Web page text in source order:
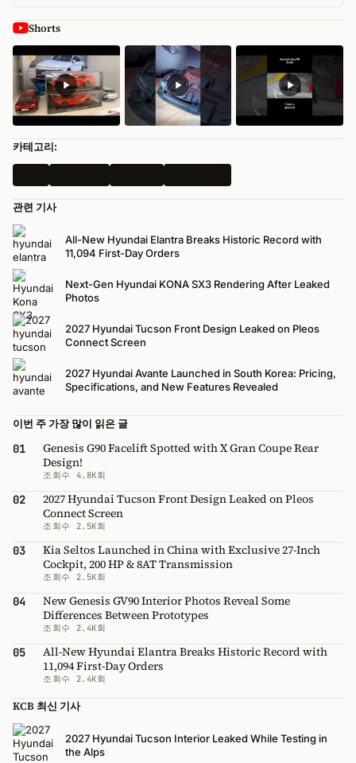
Shorts
카테고리:
관련 기사
All-New Hyundai Elantra Breaks Historic Record with
11,094 First-Day Orders
Next-Gen Hyundai KONA SX3 Rendering After Leaked
Photos
2027 Hyundai Tucson Front Design Leaked on Pleos
Connect Screen
2027 Hyundai Avante Launched in South Korea: Pricing,
Specifications, and New Features Revealed
이번 주 가장 많이 읽은 글
01
Genesis G90 Facelift Spotted with X Gran Coupe Rear
Design!
조회수 4.8K회
02
2027 Hyundai Tucson Front Design Leaked on Pleos
Connect Screen
조회수 2.5K회
03
Kia Seltos Launched in China with Exclusive 27-Inch
Cockpit, 200 HP & 8AT Transmission
조회수 2.5K회
04
New Genesis GV90 Interior Photos Reveal Some
Differences Between Prototypes
조회수 2.4K회
05
All-New Hyundai Elantra Breaks Historic Record with
11,094 First-Day Orders
조회수 2.4K회
KCB 최신 기사
2027 Hyundai Tucson Interior Leaked While Testing in
the Alps